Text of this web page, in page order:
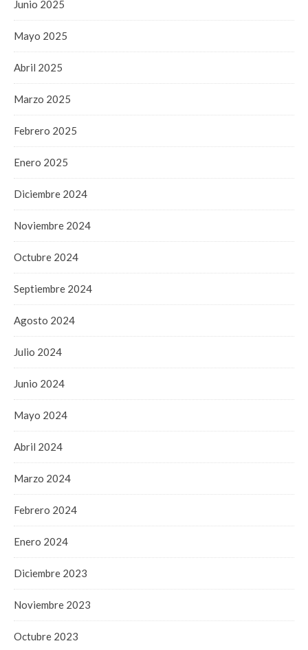
Junio 2025
Mayo 2025
Abril 2025
Marzo 2025
Febrero 2025
Enero 2025
Diciembre 2024
Noviembre 2024
Octubre 2024
Septiembre 2024
Agosto 2024
Julio 2024
Junio 2024
Mayo 2024
Abril 2024
Marzo 2024
Febrero 2024
Enero 2024
Diciembre 2023
Noviembre 2023
Octubre 2023